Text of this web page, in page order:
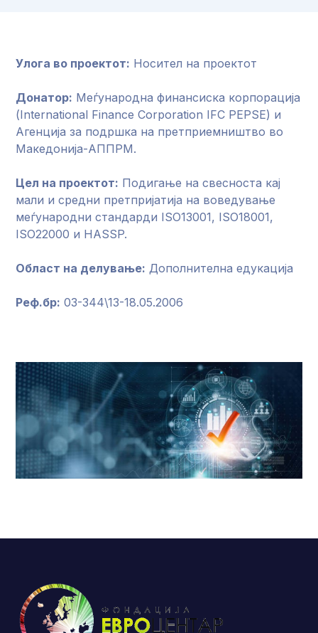
Улога во проектот: Носител на проектот
Донатор: Меѓународна финансиска корпорација
(International Finance Corporation IFC PEPSE) и
Агенција за подршка на претприемништво во
Македонија-АППРМ.
Цел на проектот: Подигање на свесноста кај
мали и средни претпријатија на воведување
меѓународни стандарди ISO13001, ISO18001,
ISO22000 и HASSP.
Област на делување: Дополнителна едукација
Реф.бр: 03-344\13-18.05.2006